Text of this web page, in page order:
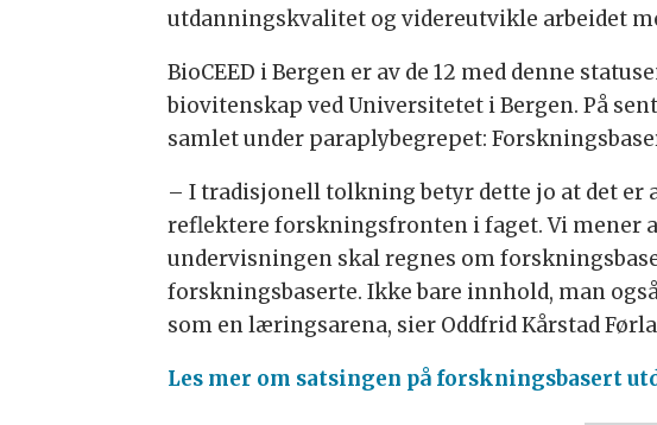
utdanningskvalitet og videreutvikle arbeidet
BioCEED i Bergen er av de 12 med denne
biovitenskap ved Universitetet i Bergen. På
samlet under paraplybegrepet:
– I tradisjonell tolkning betyr dette jo at det
reflektere forskningsfronten i faget. Vi mener
undervisningen skal regnes om
forskningsbaserte. Ikke bare innhold, man
som en læringsarena, sier Oddfrid Kårstad
Les mer om satsingen på forskningsbasert